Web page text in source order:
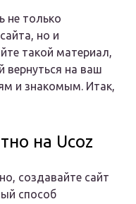
не только
но и
такой материал,
вернуться на ваш
и знакомым. Итак,
на Ucoz
создавайте сайт
способ